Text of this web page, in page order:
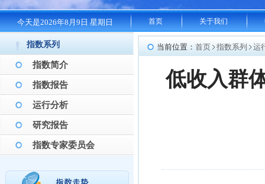
今天是2026年8月9日 星期日 首页 关于我们
指数系列
指数简介
指数报告
运行分析
研究报告
指数专家委员会
当前位置： 首页 指数系列 运
低收入群